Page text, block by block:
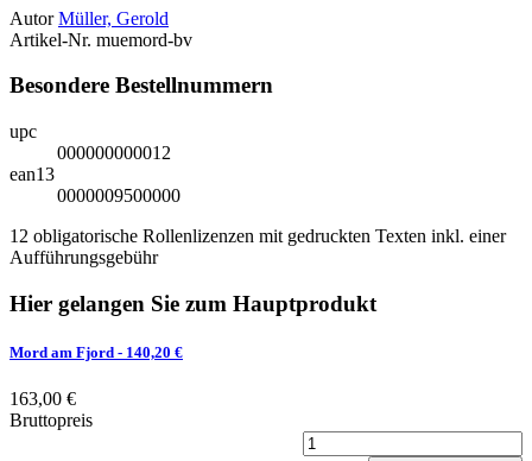
Autor Müller, Gerold
Artikel-Nr. muemord-bv
Besondere Bestellnummern
upc
000000000012
ean13
0000009500000
12 obligatorische Rollenlizenzen mit gedruckten Texten inkl. einer
Aufführungsgebühr
Hier gelangen Sie zum Hauptprodukt
Mord am Fjord - 140,20 €
163,00 €
Bruttopreis